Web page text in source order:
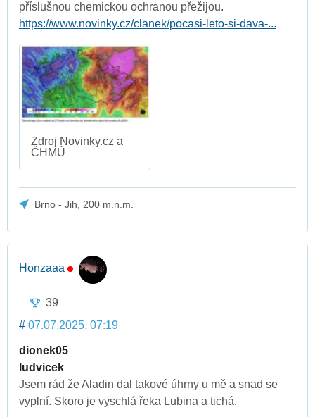
příslušnou chemickou ochranou přežijou.
https://www.novinky.cz/clanek/pocasi-leto-si-dava-...
Zdroj Novinky.cz a
ČHMÚ
Brno - Jih, 200 m.n.m.
Honzaaa
39
# 07.07.2025, 07:19
dionek05
ludvicek
Jsem rád že Aladin dal takové úhrny u mě a snad se
vyplní. Skoro je vyschlá řeka Lubina a tichá.